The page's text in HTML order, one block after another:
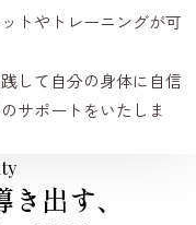
トやトレーニングが可
して自分の身体に自信
サポートをいたしま
出す、